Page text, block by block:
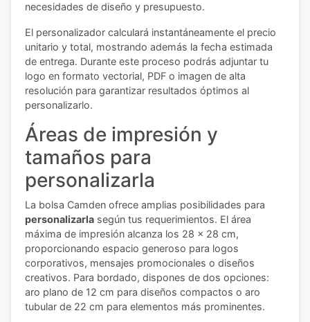
necesidades de diseño y presupuesto.
El personalizador calculará instantáneamente el precio
unitario y total, mostrando además la fecha estimada
de entrega. Durante este proceso podrás adjuntar tu
logo en formato vectorial, PDF o imagen de alta
resolución para garantizar resultados óptimos al
personalizarlo.
Áreas de impresión y
tamaños para
personalizarla
La bolsa Camden ofrece amplias posibilidades para
personalizarla según tus requerimientos. El área
máxima de impresión alcanza los 28 x 28 cm,
proporcionando espacio generoso para logos
corporativos, mensajes promocionales o diseños
creativos. Para bordado, dispones de dos opciones:
aro plano de 12 cm para diseños compactos o aro
tubular de 22 cm para elementos más prominentes.